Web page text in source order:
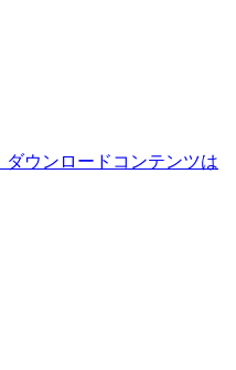
ウンロードコンテンツは